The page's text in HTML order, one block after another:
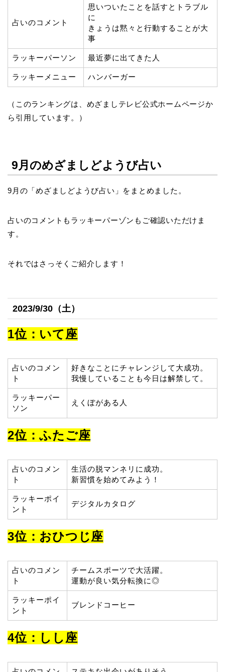
占いのコメント
思いついたことを話すとトラブル
に
きょうは黙々と行動することが大
事
ラッキーパーソン 最近夢に出てきた人
ラッキーメニュー ハンバーガー
（このランキングは、めざましテレビ公式ホームページか
ら引用しています。）
9月のめざましどようび占い
9月の「めざましどようび占い」をまとめました。
占いのコメントもラッキーパーゾンもご確認いただけま
す。
それではさっそくご紹介します！
2023/9/30（土）
1位：いて座
占いのコメン
ト
好きなことにチャレンジして大成功。
我慢していることも今日は解禁して。
ラッキーパー
ソン
えくぼがある人
2位：ふたご座
占いのコメン
ト
生活の脱マンネリに成功。
新習慣を始めてみよう！
ラッキーポイ
ント
デジタルカタログ
3位：おひつじ座
占いのコメン
ト
チームスポーツで大活躍。
運動が良い気分転換に◎
ラッキーポイ
ント
ブレンドコーヒー
4位：しし座